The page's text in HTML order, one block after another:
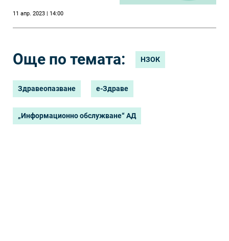
Здраве
11 апр. 2023 | 14:00
Още по темата: НЗОК
Здравеопазване е-Здраве
„Информационно обслужване“ АД